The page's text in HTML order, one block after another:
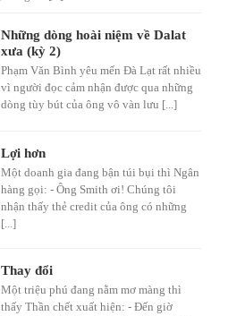
Những dòng hoài niệm về Dalat
xưa (kỳ 2)
Phạm Văn Bình yêu mến Đà Lạt rất nhiều
vì người đọc cảm nhận được qua những
dòng tùy bút của ông vô vàn lưu [...]
Lợi hơn
Một doanh gia đang bận túi bụi thì Ngân
hàng gọi: - Ông Smith ơi! Chúng tôi
nhận thấy thẻ credit của ông có những
[...]
Thay đổi
Một triệu phú đang nằm mơ màng thì
thấy Thần chết xuất hiện: - Đến giờ